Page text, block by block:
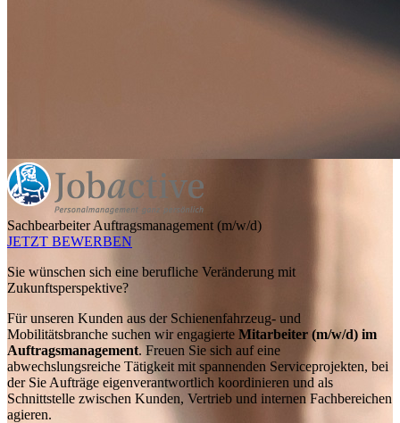
Sachbearbeiter Auftragsmanagement (m/w/d)
JETZT BEWERBEN
Sie wünschen sich eine berufliche Veränderung mit
Zukunftsperspektive?
Für unseren Kunden aus der Schienenfahrzeug- und
Mobilitätsbranche suchen wir engagierte Mitarbeiter (m/w/d) im
Auftragsmanagement. Freuen Sie sich auf eine
abwechslungsreiche Tätigkeit mit spannenden Serviceprojekten, bei
der Sie Aufträge eigenverantwortlich koordinieren und als
Schnittstelle zwischen Kunden, Vertrieb und internen Fachbereichen
agieren.